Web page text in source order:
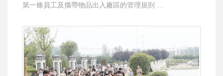
第一條員工及攜帶物品出入廠區的管理規則 …